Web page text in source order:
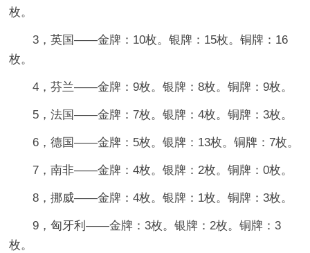
枚。
3，英国——金牌：10枚。银牌：15枚。铜牌：16
枚。
4，芬兰——金牌：9枚。银牌：8枚。铜牌：9枚。
5，法国——金牌：7枚。银牌：4枚。铜牌：3枚。
6，德国——金牌：5枚。银牌：13枚。铜牌：7枚。
7，南非——金牌：4枚。银牌：2枚。铜牌：0枚。
8，挪威——金牌：4枚。银牌：1枚。铜牌：3枚。
9，匈牙利——金牌：3枚。银牌：2枚。铜牌：3
枚。